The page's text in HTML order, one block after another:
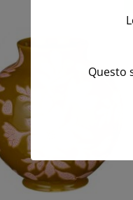
Questo